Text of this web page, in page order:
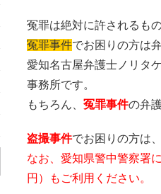
冤罪は絶対に許されるも
冤罪事件でお困りの方は
愛知名古屋弁護士ノリタ
事務所です。
もちろん、 冤罪事件の弁
盗撮事件でお困りの方は
なお、愛知県警中警察署
円）もご利用ください。